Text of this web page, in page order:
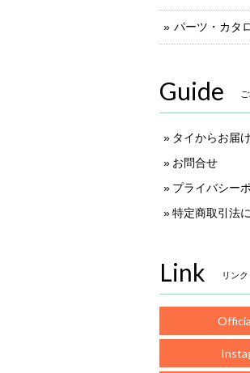
パーツ・カタ
Guide
タイからお届
お問合せ
プライバシー
特定商取引法
Link リンク